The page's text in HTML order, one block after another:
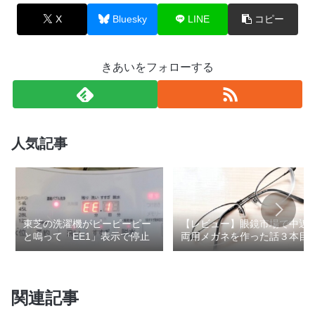
X Bluesky LINE コピー
きあいをフォローする
人気記事
東芝の洗濯機がピーピーピー
と鳴って「EE1」表示で停止
【レビュー】眼鏡市場で中近
両用メガネを作った話３本目
関連記事